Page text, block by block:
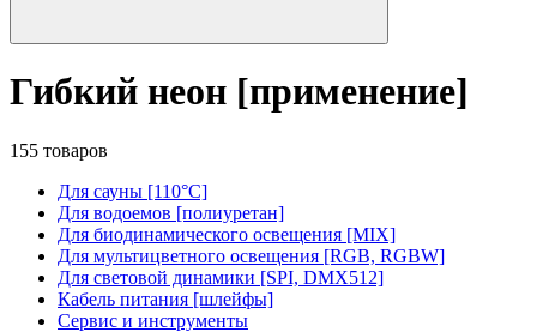
Гибкий неон [применение]
155 товаров
Для сауны [110°C]
Для водоемов [полиуретан]
Для биодинамического освещения [MIX]
Для мультицветного освещения [RGB, RGBW]
Для световой динамики [SPI, DMX512]
Кабель питания [шлейфы]
Сервис и инструменты